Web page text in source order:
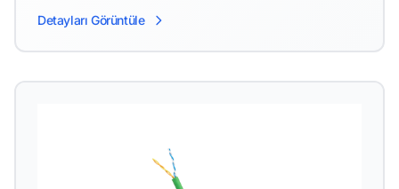
Detayları Görüntüle